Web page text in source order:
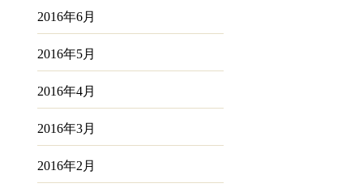
2016年6月
2016年5月
2016年4月
2016年3月
2016年2月